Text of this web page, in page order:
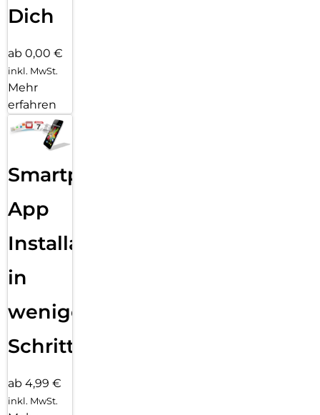
Dich
ab 0,00 €
inkl. MwSt.
Mehr
erfahren
Smartphone
App
Installation
in
wenigen
Schritten
ab 4,99 €
inkl. MwSt.